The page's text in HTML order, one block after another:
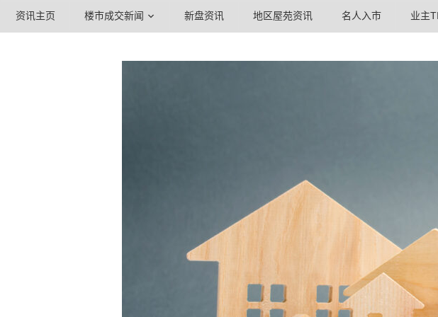
资讯主页 楼市成交新闻 新盘资讯 地区屋苑资讯 名人入市 业主